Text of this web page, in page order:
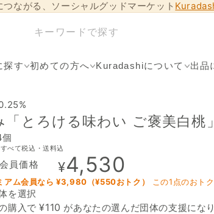
ながる、ソーシャルグッドマーケット
探す 初めての方へ Kuradashiについて 出品
「とろける味わい ご褒美白桃」
べて税込・送料込
員価格 ¥4,530
アム会員なら ¥3,980 （¥550おトク） この1点のおト
を選択
購入で¥110 があなたの選んだ団体の支援にな